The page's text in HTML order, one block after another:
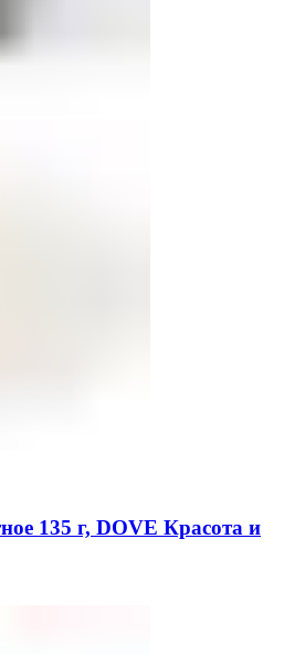
135 г, DOVE Красота и